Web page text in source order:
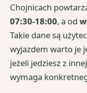
Chojnicach
07:30-18:00, a od
Takie dane są
wyjazdem warto je
jeżeli jedziesz z
wymaga